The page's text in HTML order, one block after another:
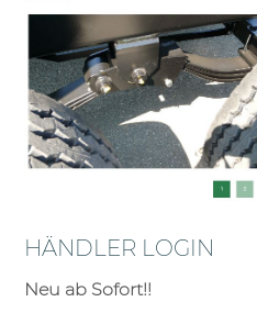
HÄNDLER LOGIN
Neu ab Sofort!!